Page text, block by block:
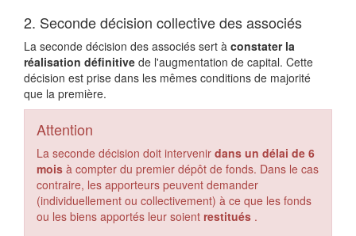
2. Seconde décision collective des associés
La seconde décision des associés sert à constater la
réalisation définitive de l'augmentation de capital. Cette
décision est prise dans les mêmes conditions de majorité
que la première.
Attention
La seconde décision doit intervenir dans un délai de 6
mois à compter du premier dépôt de fonds. Dans le cas
contraire, les apporteurs peuvent demander
(individuellement ou collectivement) à ce que les fonds
ou les biens apportés leur soient restitués .